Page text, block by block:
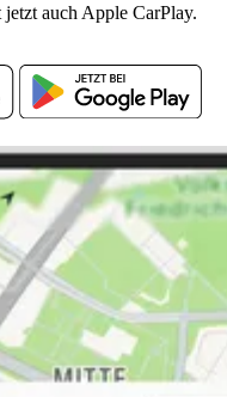
auch Apple CarPlay.